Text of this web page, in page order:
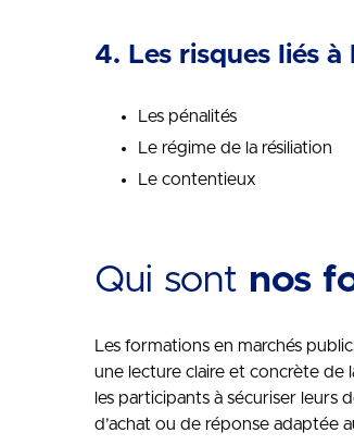
4. Les risques liés à
Les pénalités
Le régime de la résiliation
Le contentieux
Qui sont nos
Les formations en marchés
une lecture claire et concrète de
les participants à sécuriser leurs
d’achat ou de réponse adaptée